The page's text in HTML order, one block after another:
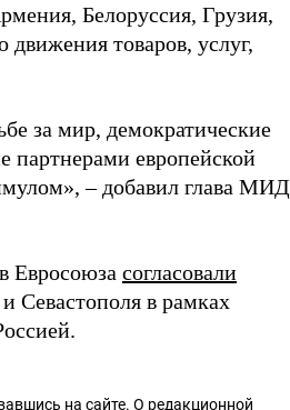
Белоруссия, Грузия,
товаров, услуг,
за мир, демократические
партнерами европейской
– добавил глава МИД
Евросоюза согласовали
Севастополя в рамках
на сайте. О редакционной